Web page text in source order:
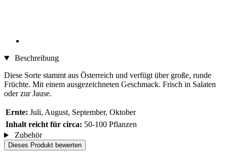
Beschreibung
Diese Sorte stammt aus Österreich und verfügt über große, runde
Früchte. Mit einem ausgezeichneten Geschmack. Frisch in Salaten
oder zur Jause.
Ernte: Juli, August, September, Oktober
Inhalt reicht für circa: 50-100 Pflanzen
Zubehör
Dieses Produkt bewerten